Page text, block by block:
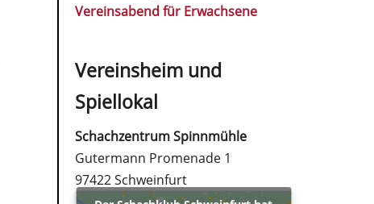
Vereinsabend für Erwachsene
Vereinsheim und
Spiellokal
Schachzentrum Spinnmühle
Gutermann Promenade 1
97422 Schweinfurt